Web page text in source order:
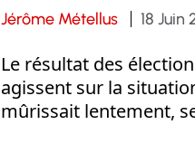
Jérôme Métellus 18 Juin
Le résultat des
agissent sur la
mûrissait lentement,